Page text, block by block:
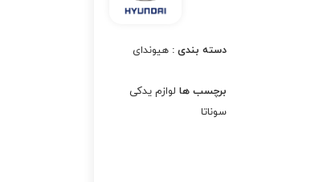
دسته بندی :هیوندای
برچسب ها لوازم یدکی
سوناتا